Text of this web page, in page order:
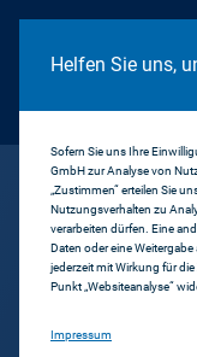
Cookie Hinweis
Helfen Sie uns,
Sofern Sie uns Ihre
GmbH zur Analyse von
„Zustimmen“ erteilen Sie
Nutzungsverhalten zu
verarbeiten dürfen. Eine
Daten oder eine
jederzeit mit Wirkung für
Punkt „Websiteanalyse“
Impressum
Radio
Zurück
Radio